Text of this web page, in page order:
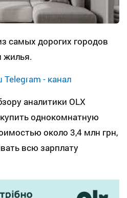
самых дорогих городов
жилья.
- канал
аналитики OLX
однокомнатную
около 3,4 млн грн,
всю зарплату